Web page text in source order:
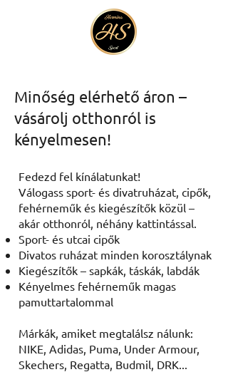
Minőség elérhető áron –
vásárolj otthonról is
kényelmesen!
Fedezd fel kínálatunkat!
Válogass sport- és divatruházat, cipők,
fehérneműk és kiegészítők közül –
akár otthonról, néhány kattintással.
Sport- és utcai cipők
Divatos ruházat minden korosztálynak
Kiegészítők – sapkák, táskák, labdák
Kényelmes fehérneműk magas
pamuttartalommal
Márkák, amiket megtalálsz nálunk:
NIKE, Adidas, Puma, Under Armour,
Skechers, Regatta, Budmil, DRK...